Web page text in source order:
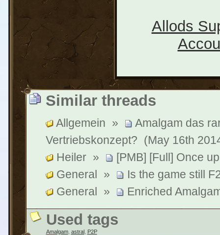
Allods
Similar threads
Allgemein »
Amalgam das
Vertriebskonzept? (May 16th
Heiler »
[PMB] [Full] Once
General »
Is the game still
General » Enriched
Used tags
Amalgam, astral, P2P